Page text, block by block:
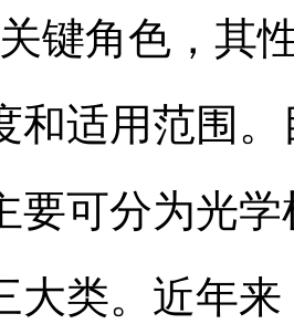
键角色，其
和适用范围
要可分为光
大类。近年